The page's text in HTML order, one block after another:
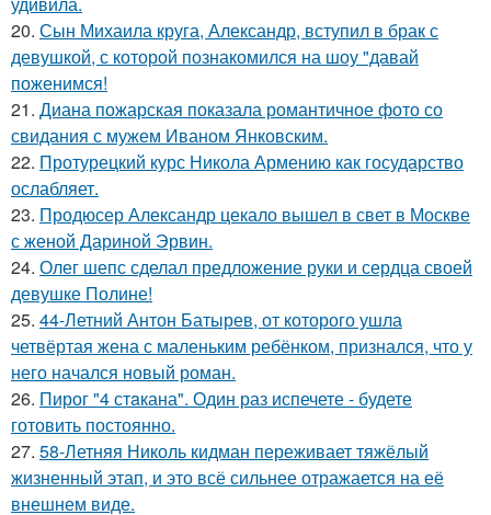
20. Сын Михаила круга, Александр, вступил в брак с
девушкой, с которой познакомился на шоу "давай
поженимся!
21. Диана пожарская показала романтичное фото со
свидания с мужем Иваном Янковским.
22. Протурецкий курс Никола Армению как государство
ослабляет.
23. Продюсер Александр цекало вышел в свет в Москве
с женой Дариной Эрвин.
24. Олег шепс сделал предложение руки и сердца своей
девушке Полине!
25. 44-Летний Антон Батырев, от которого ушла
четвёртая жена с маленьким ребёнком, признался, что у
него начался новый роман.
26. Пирог "4 стaкана". Один раз испечете - будете
готовить постоянно.
27. 58-Летняя Николь кидман переживает тяжёлый
жизненный этап, и это всё сильнее отражается на её
внешнем виде.